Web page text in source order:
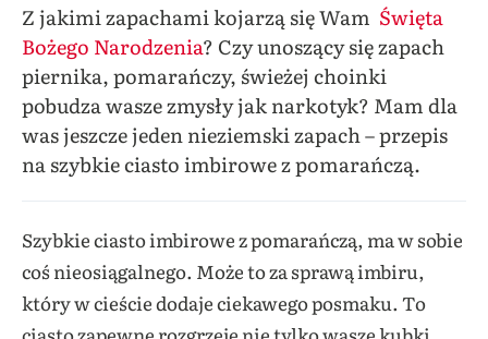
Z jakimi zapachami kojarzą się Wam Święta
Bożego Narodzenia? Czy unoszący się zapach
piernika, pomarańczy, świeżej choinki
pobudza wasze zmysły jak narkotyk? Mam dla
was jeszcze jeden nieziemski zapach – przepis
na szybkie ciasto imbirowe z pomarańczą.
Szybkie ciasto imbirowe z pomarańczą, ma w sobie
coś nieosiągalnego. Może to za sprawą imbiru,
który w cieście dodaje ciekawego posmaku. To